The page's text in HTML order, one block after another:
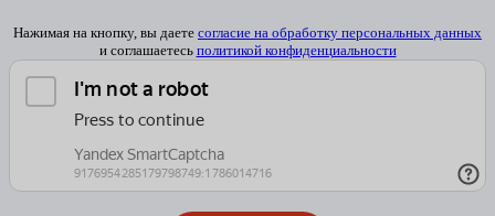
Нажимая на кнопку, вы даете согласие на обработку персональных данных
и соглашаетесь политикой конфиденциальности